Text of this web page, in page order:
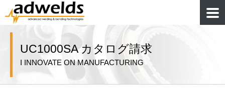
UC1000SA カタログ請求
I INNOVATE ON MANUFACTURING